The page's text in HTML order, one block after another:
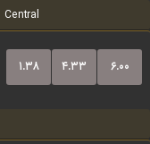
۱.۳۸ ۴.۳۳ ۶.۰۰